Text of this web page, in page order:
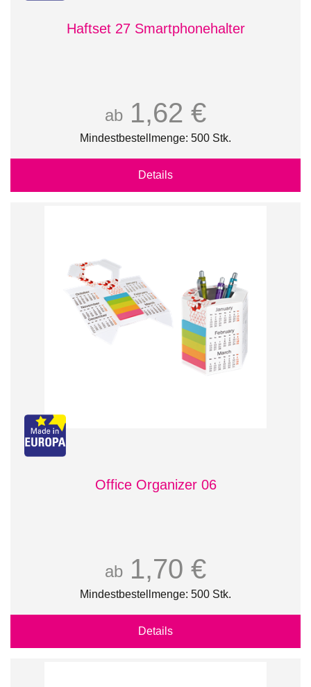
Haftset 27 Smartphonehalter
ab 1,62 €
Mindestbestellmenge: 500 Stk.
Details
Office Organizer 06
ab 1,70 €
Mindestbestellmenge: 500 Stk.
Details